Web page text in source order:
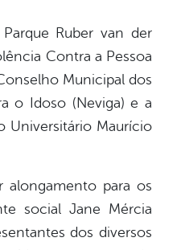
Ruber van der
Contra a Pessoa
Municipal dos
o Idoso (Neviga) e a
Universitário Maurício
alongamento para os
social Jane Mércia
dos diversos